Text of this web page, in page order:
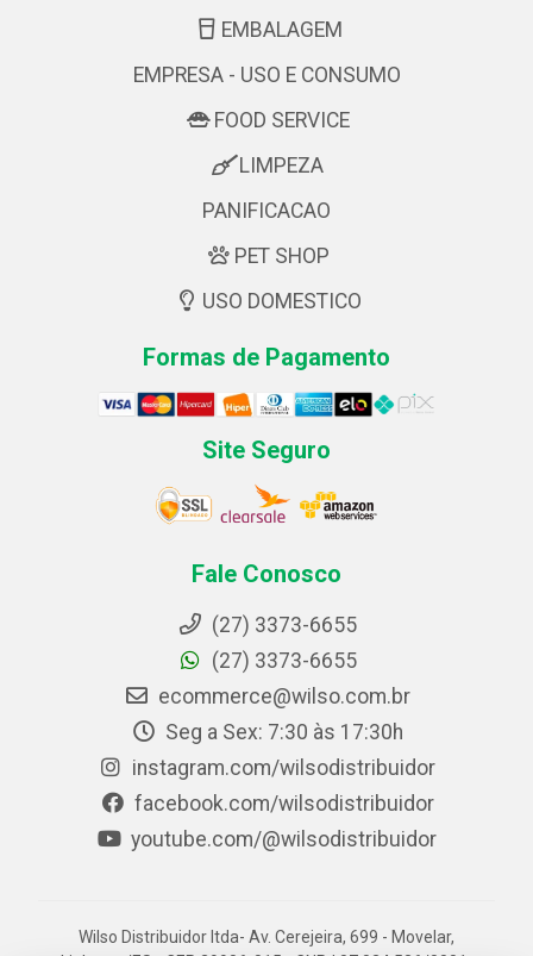
EMBALAGEM
EMPRESA - USO E CONSUMO
FOOD SERVICE
LIMPEZA
PANIFICACAO
PET SHOP
USO DOMESTICO
Formas de Pagamento
Site Seguro
Fale Conosco
(27) 3373-6655
(27) 3373-6655
ecommerce@wilso.com.br
Seg a Sex: 7:30 às 17:30h
instagram.com/wilsodistribuidor
facebook.com/wilsodistribuidor
youtube.com/@wilsodistribuidor
Wilso Distribuidor ltda- Av. Cerejeira, 699 - Movelar,